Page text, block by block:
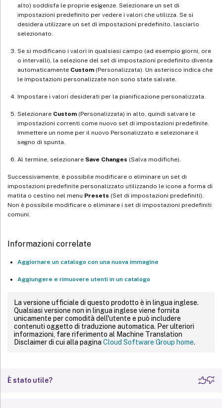
alto) soddisfa le proprie esigenze. Selezionare un set di
impostazioni predefinito per vedere i valori che utilizza. Se si
desidera utilizzare un set di impostazioni predefinito, lasciarlo
selezionato.
Se si modificano i valori in qualsiasi campo (ad esempio giorni, ore
o intervalli), la selezione del set di impostazioni predefinito diventa
automaticamente Custom (Personalizzata). Un asterisco indica che
le impostazioni personalizzate non sono state salvate.
Impostare i valori desiderati per la pianificazione personalizzata.
Selezionare Custom (Personalizzata) in alto, quindi salvare le
impostazioni correnti come nuovo set di impostazioni predefinite.
Immettere un nome per il nuovo Personalizzato e selezionare il
segno di spunta.
Al termine, selezionare Save Changes (Salva modifiche).
Successivamente, è possibile modificare o eliminare un set di
impostazioni predefinite personalizzato utilizzando le icone a forma di
matita o cestino nel menu Presets (Set di impostazioni predefiniti).
Non è possibile modificare o eliminare i set di impostazioni predefiniti
comuni.
Informazioni correlate
Aggiornare un catalogo con una nuova immagine
Aggiungere e rimuovere utenti in un catalogo
La versione ufficiale di questo prodotto è in lingua inglese.
Qualsiasi versione non in lingua inglese viene fornita
unicamente per comodità dell'utente e può includere
contenuti oggetto di traduzione automatica. Per ulteriori
informazioni, fare riferimento al Machine Translation
Disclaimer di cui alla pagina Cloud Software Group home.
È stato utile?